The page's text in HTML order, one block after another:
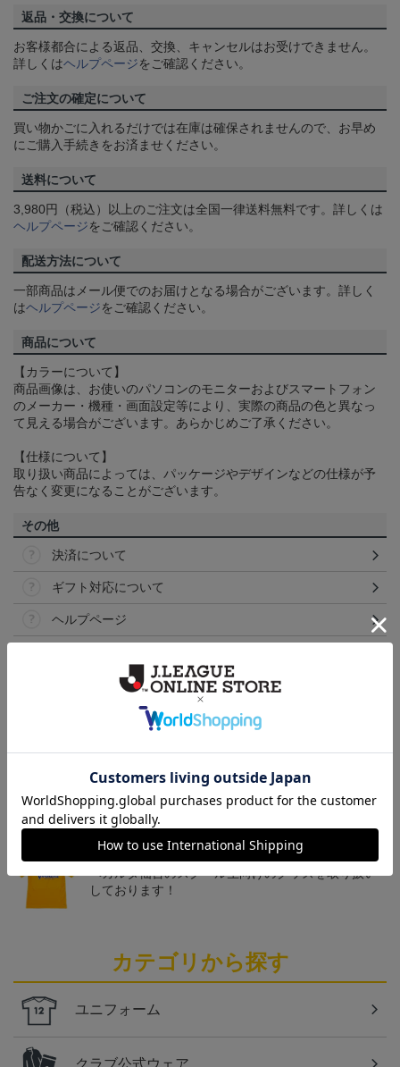
返品・交換について
お客様都合による返品、交換、キャンセルはお受けできません。
詳しくはヘルプページをご確認ください。
ご注文の確定について
買い物かごに入れるだけでは在庫は確保されませんので、お早め
にご購入手続きをお済ませください。
送料について
3,980円（税込）以上のご注文は全国一律送料無料です。詳しくは
ヘルプページをご確認ください。
配送方法について
一部商品はメール便でのお届けとなる場合がございます。詳しく
はヘルプページをご確認ください。
商品について
【カラーについて】
商品画像は、お使いのパソコンのモニターおよびスマートフォン
のメーカー・機種・画面設定等により、実際の商品の色と異なっ
て見える場合がございます。あらかじめご了承ください。
【仕様について】
取り扱い商品によっては、パッケージやデザインなどの仕様が予
告なく変更になることがございます。
その他
決済について
ギフト対応について
ヘルプページ
チームマスコットグッズは、サポーターやファン必
見！今すぐチェックしてみてください！
仙台
ベガルタ仙台のスクール生向けのグッズを取り扱い
しております！
カテゴリから探す
ユニフォーム